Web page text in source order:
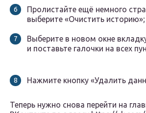
Пролистайте ещё немного
выберите «Очистить историю»;
Выберите в новом окне
и поставьте галочки на всех
Нажмите кнопку «Удалить
Теперь нужно снова перейти на